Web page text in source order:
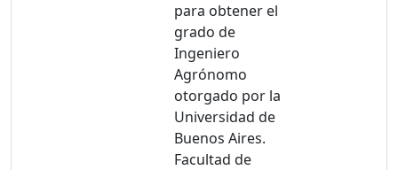
para obtener el
grado de
Ingeniero
Agrónomo
otorgado por la
Universidad de
Buenos Aires.
Facultad de